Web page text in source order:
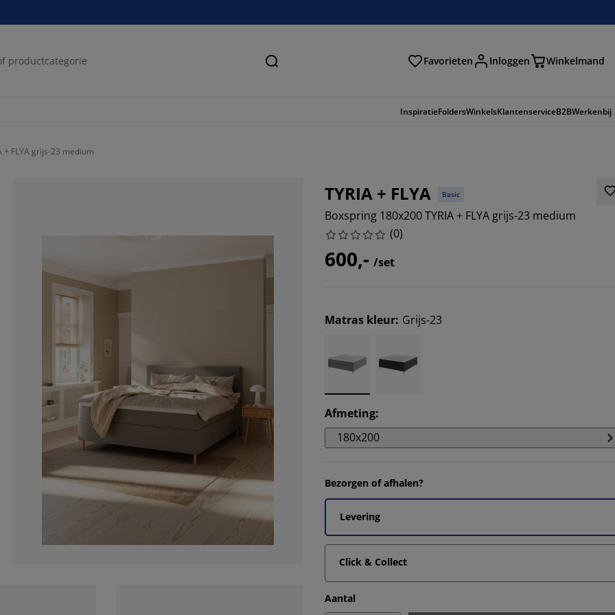
Zoeken Favorieten Inloggen Winkelmand
InspiratieFoldersWinkelsKlantenserviceB2BWerkenbij
+ FLYA grijs-23 medium
TYRIA + FLYA Basic
Boxspring 180x200 TYRIA + FLYA grijs-23 medium
(0)
600,- /set
Matras kleur: Grijs-23
Afmeting:
180x200
Bezorgen of afhalen?
Levering
Click & Collect
Aantal